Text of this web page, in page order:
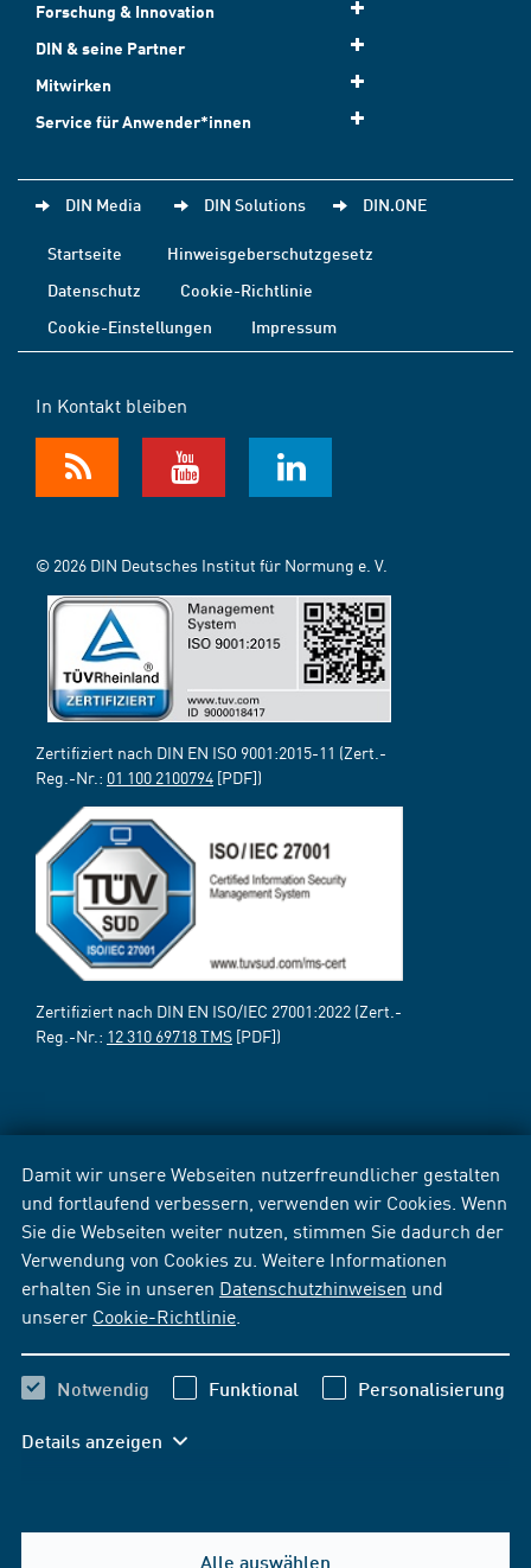
Damit wir unsere Webseiten nutzerfreundlicher gestalten
und fortlaufend verbessern, verwenden wir Cookies. Wenn
Sie die Webseiten weiter nutzen, stimmen Sie dadurch der
Verwendung von Cookies zu. Weitere Informationen
erhalten Sie in unseren Datenschutzhinweisen und
unserer Cookie-Richtlinie
Notwendig Funktional Personalisierung
Details anzeigen
Alle auswählen
Forschung & Innovation
DIN & seine Partner
Mitwirken
Service für Anwender*innen
DIN Media DIN Solutions DIN.ONE
Startseite
Hinweisgeberschutzgesetz
Datenschutz
Cookie-Richtlinie
Cookie-Einstellungen
Impressum
In Kontakt bleiben
© 2026 DIN Deutsches Institut für Normung e. V.
Zertifiziert nach DIN EN ISO 9001:2015-11 (Zert.-
Reg.-Nr.: 01 100 2100794 [PDF])
Zertifiziert nach DIN EN ISO/IEC 27001:2022 (Zert.-
Reg.-Nr.: 12 310 69718 TMS [PDF])